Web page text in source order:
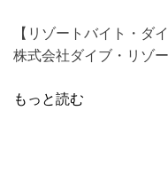
【リゾートバイト・ダ
株式会社ダイブ・リゾ
もっと読む